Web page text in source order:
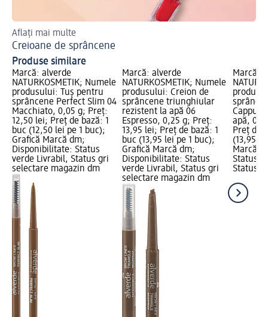
Aflați mai multe
Creioane de sprâncene
Produse similare
Marcă: alverde
NATURKOSMETIK; Numele
produsului: Tuș pentru
sprâncene Perfect Slim 04
Macchiato, 0,05 g; Preț:
12,50 lei; Preț de bază: 1
buc (12,50 lei pe 1 buc);
Grafică Marcă dm;
Disponibilitate: Status
verde Livrabil, Status gri
selectare magazin dm
Marcă: alverde
NATURKOSMETIK; Numele
produsului: Creion de
sprâncene triunghiular
rezistent la apă 06
Espresso, 0,25 g; Preț:
13,95 lei; Preț de bază: 1
buc (13,95 lei pe 1 buc);
Grafică Marcă dm;
Disponibilitate: Status
verde Livrabil, Status gri
selectare magazin dm
Marcă:
apă,
Preț de
(13,95
Marcă
Status
Status